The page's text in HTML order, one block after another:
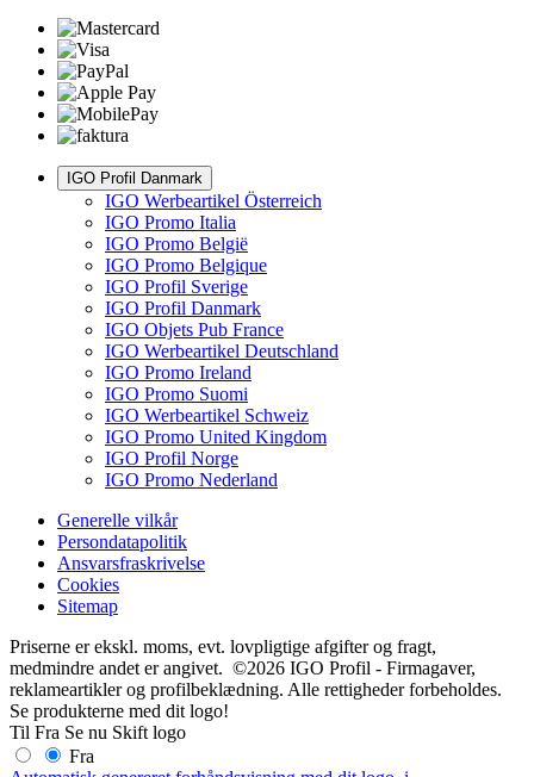
IGO Profil Danmark
IGO Werbeartikel Österreich
IGO Promo Italia
IGO Promo België
IGO Promo Belgique
IGO Profil Sverige
IGO Profil Danmark
IGO Objets Pub France
IGO Werbeartikel Deutschland
IGO Promo Ireland
IGO Promo Suomi
IGO Werbeartikel Schweiz
IGO Promo United Kingdom
IGO Profil Norge
IGO Promo Nederland
Generelle vilkår
Persondatapolitik
Ansvarsfraskrivelse
Cookies
Sitemap
Priserne er ekskl. moms, evt. lovpligtige afgifter og fragt,
medmindre andet er angivet. ©2026 IGO Profil - Firmagaver,
reklameartikler og profilbeklædning. Alle rettigheder forbeholdes.
Se produkterne med dit logo!
Til Fra Se nu Skift logo
Fra